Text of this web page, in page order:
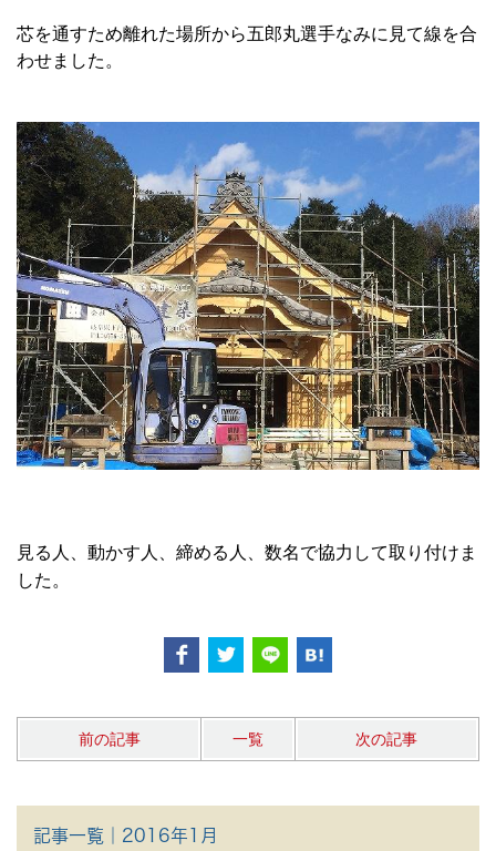
芯を通すため離れた場所から五郎丸選手なみに見て線を合
わせました。
見る人、動かす人、締める人、数名で協力して取り付けま
した。
前の記事 一覧 次の記事
記事一覧｜2016年1月